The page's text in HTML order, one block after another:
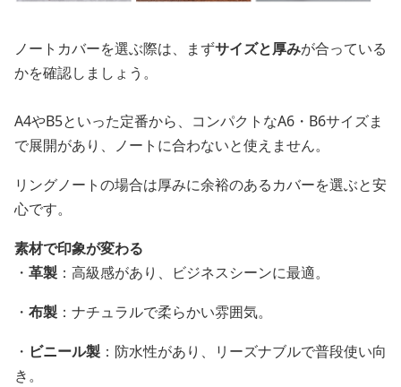
ノートカバーを選ぶ際は、まずサイズと厚みが合っている
かを確認しましょう。
A4やB5といった定番から、コンパクトなA6・B6サイズま
で展開があり、ノートに合わないと使えません。
リングノートの場合は厚みに余裕のあるカバーを選ぶと安
心です。
素材で印象が変わる
・ 革製 ：高級感があり、ビジネスシーンに最適。
・ 布製 ：ナチュラルで柔らかい雰囲気。
・ ビニール製 ：防水性があり、リーズナブルで普段使い向
き。